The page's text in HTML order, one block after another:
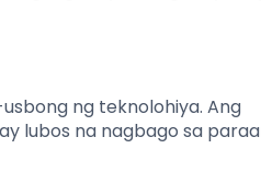
ng teknolohiya. Ang
lubos na nagbago sa